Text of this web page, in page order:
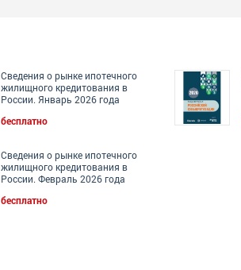
Сведения о рынке ипотечного
жилищного кредитования в
России. Январь 2026 года
бесплатно
Сведения о рынке ипотечного
жилищного кредитования в
России. Февраль 2026 года
бесплатно